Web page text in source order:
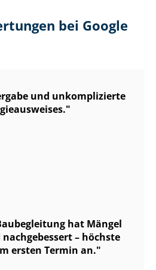
bei Google
und unkomplizierte
hat Mängel
– höchste
ersten Termin an.